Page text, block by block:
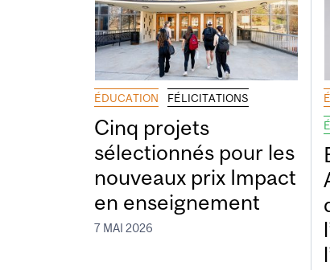
ÉDUCATION FÉLICITATIONS
Cinq projets
sélectionnés pour les
nouveaux prix Impact
en enseignement
7 MAI 2026